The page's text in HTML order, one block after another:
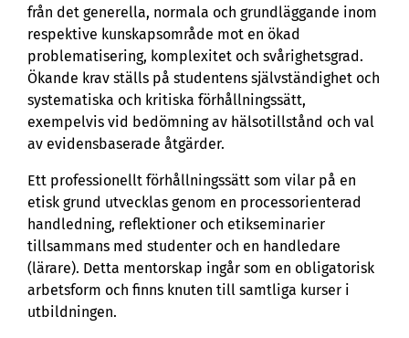
från det generella, normala och grundläggande inom
respektive kunskapsområde mot en ökad
problematisering, komplexitet och svårighetsgrad.
Ökande krav ställs på studentens självständighet och
systematiska och kritiska förhållningssätt,
exempelvis vid bedömning av hälsotillstånd och val
av evidensbaserade åtgärder.
Ett professionellt förhållningssätt som vilar på en
etisk grund utvecklas genom en processorienterad
handledning, reflektioner och etikseminarier
tillsammans med studenter och en handledare
(lärare). Detta mentorskap ingår som en obligatorisk
arbetsform och finns knuten till samtliga kurser i
utbildningen.